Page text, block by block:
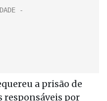
a prisão de
responsáveis por